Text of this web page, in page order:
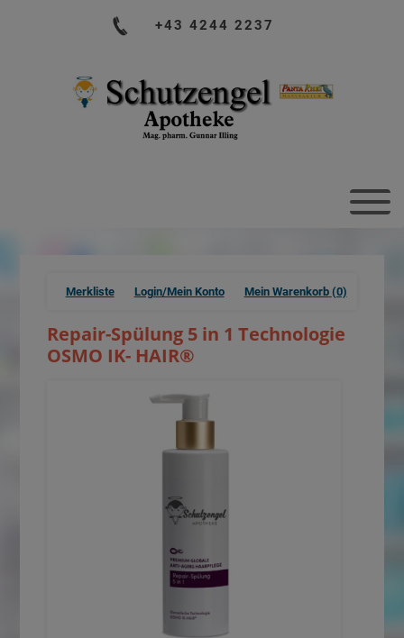
+43 4244 2237
Mein Warenkorb (0)
Login/Mein Konto
Merkliste
Repair-Spülung 5 in 1 Technologie
OSMO IK- HAIR®